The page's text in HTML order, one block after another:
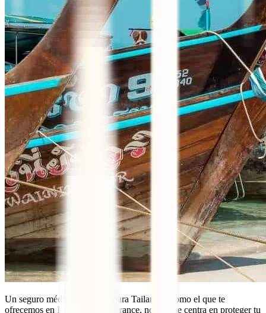
Un seguro médico completo para Tailandia, como el que te
ofrecemos en IATI Travel Insurance, no solo se centra en proteger tu